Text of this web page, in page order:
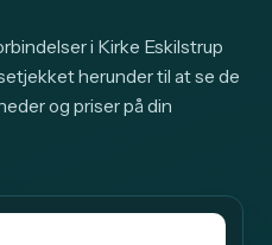
i Kirke Eskilstrup
herunder til at se de
og priser på din